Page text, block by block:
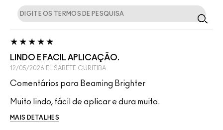
LINDO E FACIL APLICAÇÃO.
12/05/2026 ELISABETE CURITIBA
Comentários para Beaming Brighter
Muito lindo, fácil de aplicar e dura muito.
MAIS DETALHES